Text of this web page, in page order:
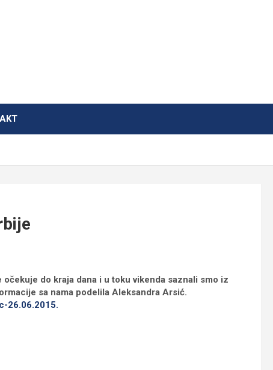
očekuje do kraja dana i u toku vikenda saznali smo iz
sa nama podelila Aleksandra Arsić.
26.06.2015.